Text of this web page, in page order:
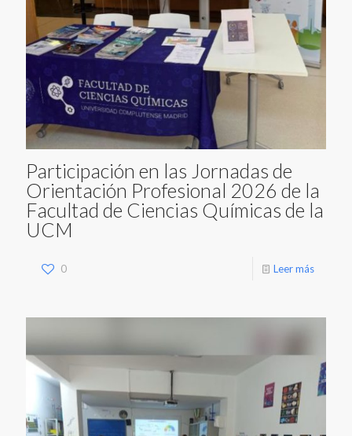
Participación en las Jornadas de
Orientación Profesional 2026 de la
Facultad de Ciencias Químicas de la
UCM
0 Leer más